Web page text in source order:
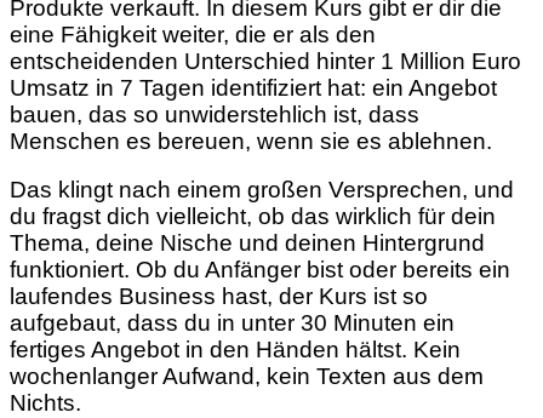
Produkte verkauft. In diesem Kurs gibt er dir die
eine Fähigkeit weiter, die er als den
entscheidenden Unterschied hinter 1 Million Euro
Umsatz in 7 Tagen identifiziert hat: ein Angebot
bauen, das so unwiderstehlich ist, dass
Menschen es bereuen, wenn sie es ablehnen.
Das klingt nach einem großen Versprechen, und
du fragst dich vielleicht, ob das wirklich für dein
Thema, deine Nische und deinen Hintergrund
funktioniert. Ob du Anfänger bist oder bereits ein
laufendes Business hast, der Kurs ist so
aufgebaut, dass du in unter 30 Minuten ein
fertiges Angebot in den Händen hältst. Kein
wochenlanger Aufwand, kein Texten aus dem
Nichts.